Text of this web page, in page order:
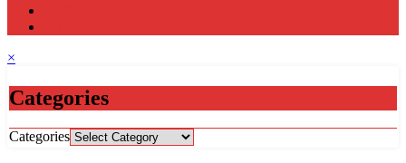
×
Categories
Categories